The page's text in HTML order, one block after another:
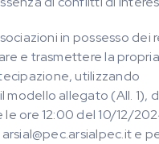
in possesso dei
e trasmettere la propria
utilizzando
modello allegato (All. 1),
ore 12:00 del 10/12/
arsial@pec.arsialpec.it e